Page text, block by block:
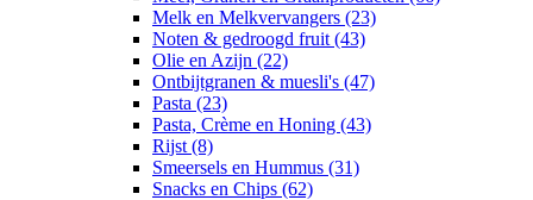
Melk en Melkvervangers (23)
Noten & gedroogd fruit (43)
Olie en Azijn (22)
Ontbijtgranen & muesli's (47)
Pasta (23)
Pasta, Crème en Honing (43)
Rijst (8)
Smeersels en Hummus (31)
Snacks en Chips (62)